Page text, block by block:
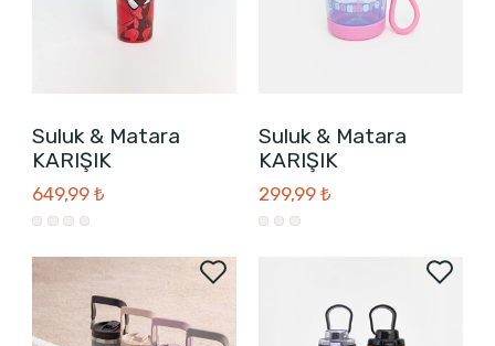
Suluk & Matara
KARIŞIK
649,99 ₺
Suluk & Matara
KARIŞIK
299,99 ₺